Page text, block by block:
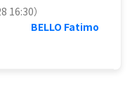
16:30）
BELLO Fatimo